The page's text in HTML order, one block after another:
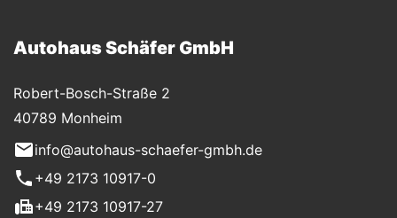
Autohaus Schäfer GmbH
Robert-Bosch-Straße 2
40789 Monheim
info@autohaus-schaefer-gmbh.de
+49 2173 10917-0
+49 2173 10917-27